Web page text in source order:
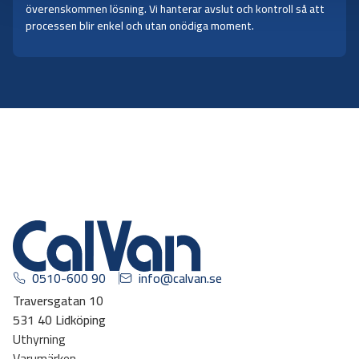
överenskommen lösning. Vi hanterar avslut och kontroll så att
processen blir enkel och utan onödiga moment.
0510-600 90
info@calvan.se
Traversgatan 10
531 40 Lidköping
Uthyrning